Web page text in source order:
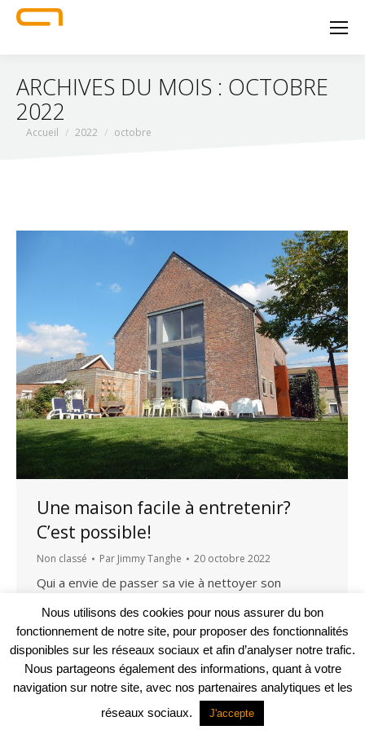
ARCHIVES DU MOIS : OCTOBRE
2022
Vous êtes ici :
Accueil 2022 octobre
Une maison facile à entretenir?
C’est possible!
Non classé Par Jimmy Tanghe 20 octobre 2022
Qui a envie de passer sa vie à nettoyer son
maisons demandent moins d’entretien que
d’autres. Pourvu de faire les bons choix au départ.
ABM Architectes y réfléchit avec vous dès le début
de votre projet.
Projet web -Agence Communication Support
Nous utilisons des cookies pour nous assurer du bon
fonctionnement de notre site, pour proposer des fonctionnalités
disponibles sur les réseaux sociaux et afin d’analyser notre trafic.
Nous partageons également des informations, quant à votre
navigation sur notre site, avec nos partenaires analytiques et les
réseaux sociaux.
J'accepte